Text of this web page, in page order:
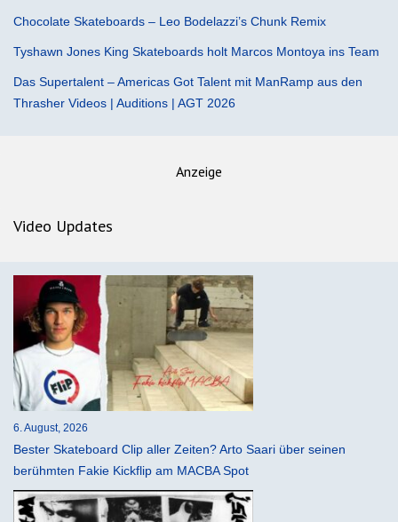
Chocolate Skateboards – Leo Bodelazzi’s Chunk Remix
Tyshawn Jones King Skateboards holt Marcos Montoya ins Team
Das Supertalent – Americas Got Talent mit ManRamp aus den
Thrasher Videos | Auditions | AGT 2026
Anzeige
Video Updates
6. August, 2026
Bester Skateboard Clip aller Zeiten? Arto Saari über seinen
berühmten Fakie Kickflip am MACBA Spot